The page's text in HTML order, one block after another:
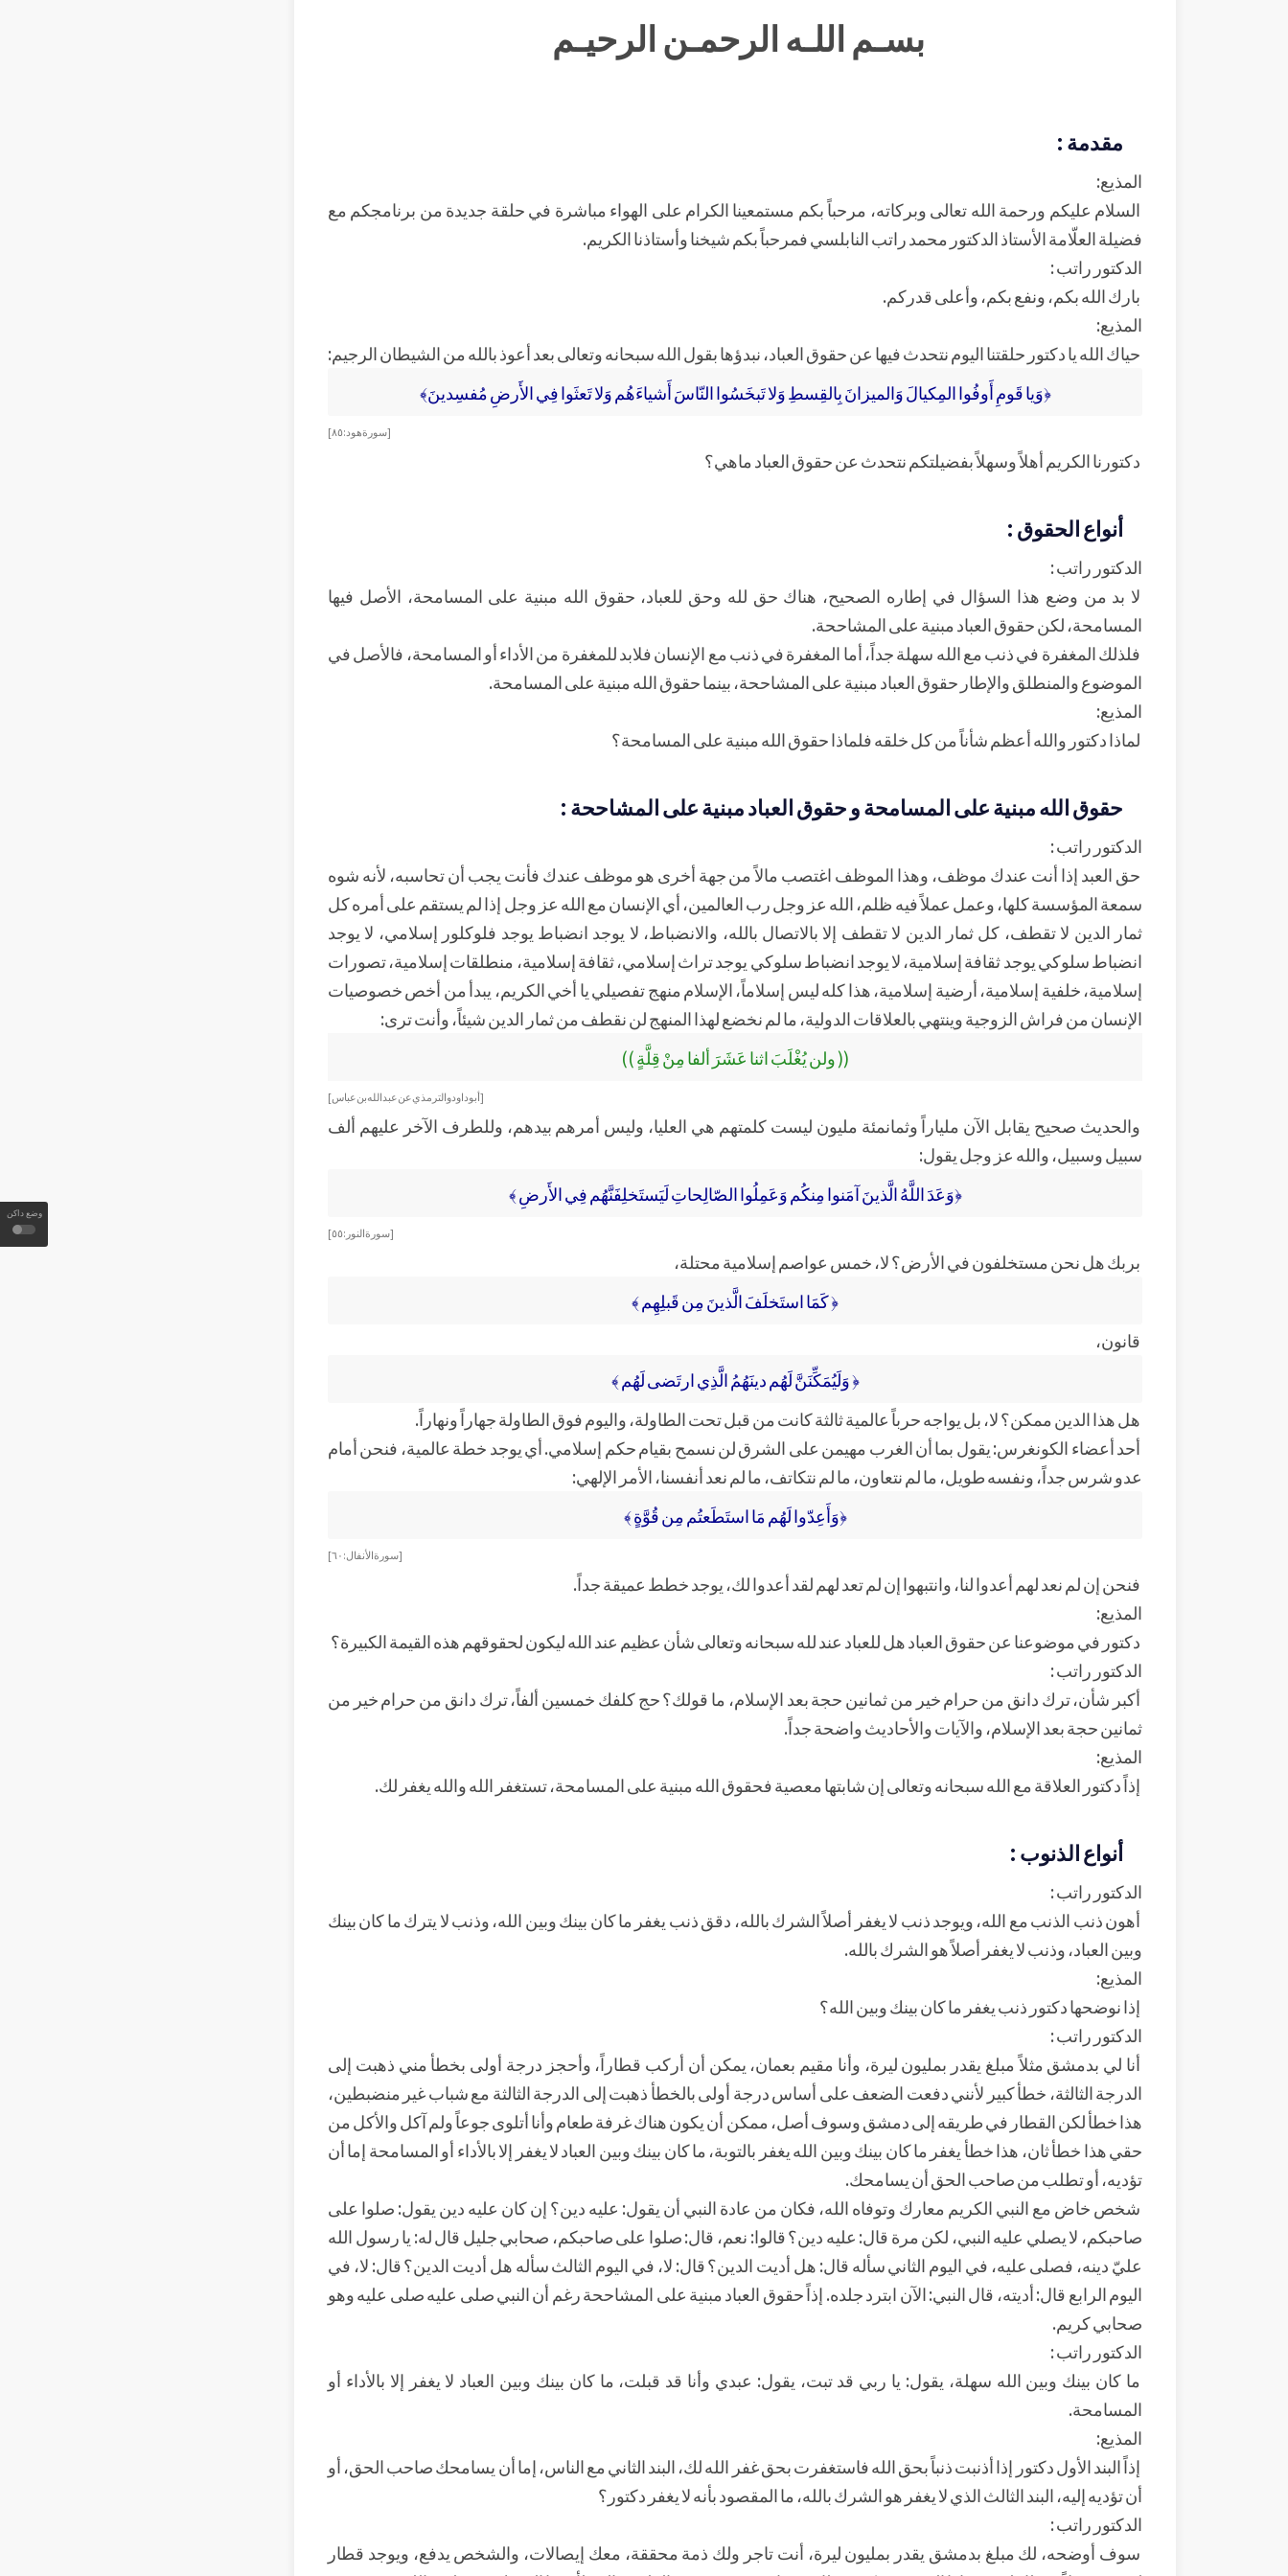
وضع داكن
بسـم اللـه الرحمـن الرحيـم
مقدمة :
المذيع:
السلام عليكم ورحمة الله تعالى وبركاته، مرحباً بكم مستمعينا الكرام على الهواء مباشرة في حلقة جديدة من برنامجكم مع
فضيلة العلّامة الأستاذ الدكتور محمد راتب النابلسي فمرحباً بكم شيخنا وأستاذنا الكريم.
الدكتور راتب :
بارك الله بكم، ونفع بكم، وأعلى قدركم.
المذيع:
حياك الله يا دكتور حلقتنا اليوم نتحدث فيها عن حقوق العباد، نبدؤها بقول الله سبحانه وتعالى بعد أعوذ بالله من الشيطان الرجيم:
﴿وَيا قَومِ أَوفُوا المِكيالَ وَالميزانَ بِالقِسطِ وَلا تَبخَسُوا النّاسَ أَشياءَهُم وَلا تَعثَوا فِي الأَرضِ مُفسِدينَ﴾
[سورة هود: ٨٥]
دكتورنا الكريم أهلاً وسهلاً بفضيلتكم نتحدث عن حقوق العباد ماهي؟
أنواع الحقوق :
الدكتور راتب :
لا بد من وضع هذا السؤال في إطاره الصحيح، هناك حق لله وحق للعباد، حقوق الله مبنية على المسامحة، الأصل فيها
المسامحة، لكن حقوق العباد مبنية على المشاححة.
فلذلك المغفرة في ذنب مع الله سهلة جداً، أما المغفرة في ذنب مع الإنسان فلابد للمغفرة من الأداء أو المسامحة، فالأصل في
الموضوع والمنطلق والإطار حقوق العباد مبنية على المشاححة، بينما حقوق الله مبنية على المسامحة.
المذيع:
لماذا دكتور والله أعظم شأناً من كل خلقه فلماذا حقوق الله مبنية على المسامحة؟
حقوق الله مبنية على المسامحة و حقوق العباد مبنية على المشاححة :
الدكتور راتب :
حق العبد إذا أنت عندك موظف، وهذا الموظف اغتصب مالاً من جهة أخرى هو موظف عندك فأنت يجب أن تحاسبه، لأنه شوه
سمعة المؤسسة كلها، وعمل عملاً فيه ظلم، الله عز وجل رب العالمين، أي الإنسان مع الله عز وجل إذا لم يستقم على أمره كل
ثمار الدين لا تقطف، كل ثمار الدين لا تقطف إلا بالاتصال بالله، والانضباط، لا يوجد انضباط يوجد فلوكلور إسلامي، لا يوجد
انضباط سلوكي يوجد ثقافة إسلامية، لا يوجد انضباط سلوكي يوجد تراث إسلامي، ثقافة إسلامية، منطلقات إسلامية، تصورات
إسلامية، خلفية إسلامية، أرضية إسلامية، هذا كله ليس إسلاماً، الإسلام منهج تفصيلي يا أخي الكريم، يبدأ من أخص خصوصيات
الإنسان من فراش الزوجية وينتهي بالعلاقات الدولية، ما لم نخضع لهذا المنهج لن نقطف من ثمار الدين شيئاً، وأنت ترى:
(( ولن يُغْلَبَ اثنا عَشَرَ ألفا مِنْ قِلَّةٍ ))
[أبو داود والترمذي عن عبد الله بن عباس]
والحديث صحيح يقابل الآن ملياراً وثمانمئة مليون ليست كلمتهم هي العليا، وليس أمرهم بيدهم، وللطرف الآخر عليهم ألف
سبيل وسبيل، والله عز وجل يقول:
﴿وَعَدَ اللَّهُ الَّذينَ آمَنوا مِنكُم وَعَمِلُوا الصّالِحاتِ لَيَستَخلِفَنَّهُم فِي الأَرضِ ﴾
[سورة النور: ٥٥]
بربك هل نحن مستخلفون في الأرض؟ لا، خمس عواصم إسلامية محتلة،
﴿ كَمَا استَخلَفَ الَّذينَ مِن قَبلِهِم ﴾
قانون،
﴿ وَلَيُمَكِّنَنَّ لَهُم دينَهُمُ الَّذِي ارتَضى لَهُم ﴾
هل هذا الدين ممكن؟ لا، بل يواجه حرباً عالمية ثالثة كانت من قبل تحت الطاولة، واليوم فوق الطاولة جهاراً ونهاراً.
أحد أعضاء الكونغرس: يقول بما أن الغرب مهيمن على الشرق لن نسمح بقيام حكم إسلامي. أي يوجد خطة عالمية، فنحن أمام
عدو شرس جداً، ونفسه طويل، ما لم نتعاون، ما لم نتكاتف، ما لم نعد أنفسنا، الأمر الإلهي:
﴿وَأَعِدّوا لَهُم مَا استَطَعتُم مِن قُوَّةٍ ﴾
[سورة الأنفال: ٦٠]
فنحن إن لم نعد لهم أعدوا لنا، وانتبهوا إن لم تعد لهم لقد أعدوا لك، يوجد خطط عميقة جداً.
المذيع:
دكتور في موضوعنا عن حقوق العباد هل للعباد عند لله سبحانه وتعالى شأن عظيم عند الله ليكون لحقوقهم هذه القيمة الكبيرة؟
الدكتور راتب :
أكبر شأن، ترك دانق من حرام خير من ثمانين حجة بعد الإسلام، ما قولك؟ حج كلفك خمسين ألفاً، ترك دانق من حرام خير من
ثمانين حجة بعد الإسلام، والآيات والأحاديث واضحة جداً.
المذيع:
إذاً دكتور العلاقة مع الله سبحانه وتعالى إن شابتها معصية فحقوق الله مبنية على المسامحة، تستغفر الله والله يغفر لك.
أنواع الذنوب :
الدكتور راتب :
أهون ذنب الذنب مع الله، ويوجد ذنب لا يغفر أصلاً الشرك بالله، دقق ذنب يغفر ما كان بينك وبين الله، وذنب لا يترك ما كان بينك
وبين العباد، وذنب لا يغفر أصلاً هو الشرك بالله.
المذيع:
إذا نوضحها دكتور ذنب يغفر ما كان بينك وبين الله؟
الدكتور راتب :
أنا لي بدمشق مثلاً مبلغ يقدر بمليون ليرة، وأنا مقيم بعمان، يمكن أن أركب قطاراً، وأحجز درجة أولى بخطأ مني ذهبت إلى
الدرجة الثالثة، خطأ كبير لأنني دفعت الضعف على أساس درجة أولى بالخطأ ذهبت إلى الدرجة الثالثة مع شباب غير منضبطين،
هذا خطأ لكن القطار في طريقه إلى دمشق وسوف أصل، ممكن أن يكون هناك غرفة طعام وأنا أتلوى جوعاً ولم آكل والأكل من
حقي هذا خطأ ثان، هذا خطأ يغفر ما كان بينك وبين الله يغفر بالتوبة، ما كان بينك وبين العباد لا يغفر إلا بالأداء أو المسامحة إما أن
تؤديه، أو تطلب من صاحب الحق أن يسامحك.
شخص خاض مع النبي الكريم معارك وتوفاه الله، فكان من عادة النبي أن يقول: عليه دين؟ إن كان عليه دين يقول: صلوا على
صاحبكم، لا يصلي عليه النبي، لكن مرة قال: عليه دين؟ قالوا: نعم، قال: صلوا على صاحبكم، صحابي جليل قال له: يا رسول الله
عليّ دينه، فصلى عليه، في اليوم الثاني سأله قال: هل أديت الدين؟ قال: لا، في اليوم الثالث سأله هل أديت الدين؟ قال: لا، في
اليوم الرابع قال: أديته، قال النبي: الآن ابترد جلده. إذاً حقوق العباد مبنية على المشاححة رغم أن النبي صلى عليه صلى عليه وهو
صحابي كريم.
الدكتور راتب :
ما كان بينك وبين الله سهلة، يقول: يا ربي قد تبت، يقول: عبدي وأنا قد قبلت، ما كان بينك وبين العباد لا يغفر إلا بالأداء أو
المسامحة.
المذيع:
إذاً البند الأول دكتور إذا أذنبت ذنباً بحق الله فاستغفرت بحق غفر الله لك، البند الثاني مع الناس، إما أن يسامحك صاحب الحق، أو
أن تؤديه إليه، البند الثالث الذي لا يغفر هو الشرك بالله، ما المقصود بأنه لا يغفر دكتور؟
الدكتور راتب :
سوف أوضحه، لك مبلغ بدمشق يقدر بمليون ليرة، أنت تاجر ولك ذمة محققة، معك إيصالات، والشخص يدفع، ويوجد قطار